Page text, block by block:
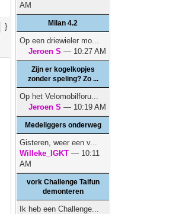
}
AM
Milan 4.2
Op een driewieler mo...
Jeroen S — 10:27 AM
Zijn er kogelkopjes
zonder speling? Zo ...
Op het Velomobilforu...
Jeroen S — 10:19 AM
Medeliggers onderweg
Gisteren, weer een v...
Willeke_IGKT — 10:11
AM
vork Challenge Taifun
demonteren
Ik heb een Challenge...